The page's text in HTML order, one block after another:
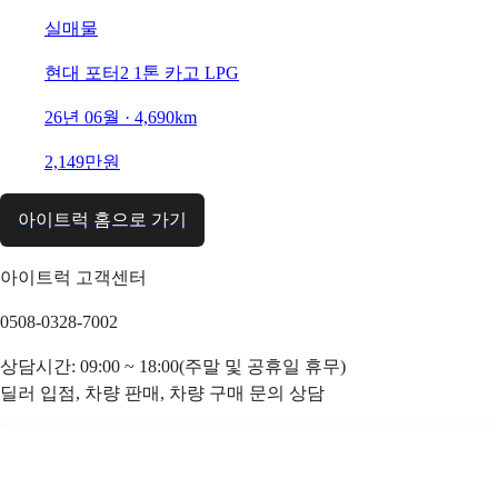
실매물
현대 포터2 1톤 카고 LPG
26년 06월 · 4,690km
2,149만원
아이트럭 홈으로 가기
아이트럭 고객센터
0508-0328-7002
상담시간: 09:00 ~ 18:00(주말 및 공휴일 휴무)
딜러 입점, 차량 판매, 차량 구매 문의 상담